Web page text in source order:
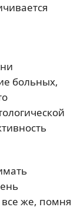
больных,
же, помня